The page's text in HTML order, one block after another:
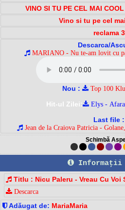
VINO SI TU PE CEL MAI
Vino si tu pe cel
reclama 3
Descarca/
MARIANO - Nu te-am lovit cu
Nou : Top 100
Hit-ul Zilei:
Elys -
Last file :
Jean de la Craiova Patricia -
Schimbă
Informaţii
Titlu : Nicu Paleru - Vreau Cu Voi
Descarca
Adăugat de: MariaMaria